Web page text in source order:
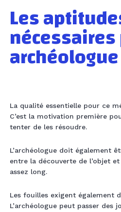
Les
archéologue
La qualité essentielle pour ce
C’est la motivation première
tenter de les résoudre.
L’archéologue doit également
entre la découverte de l’objet
assez long.
Les fouilles exigent également
L’archéologue peut passer des